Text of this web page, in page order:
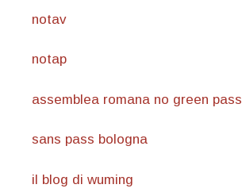
notav
notap
assemblea romana no green pass
sans pass bologna
il blog di wuming